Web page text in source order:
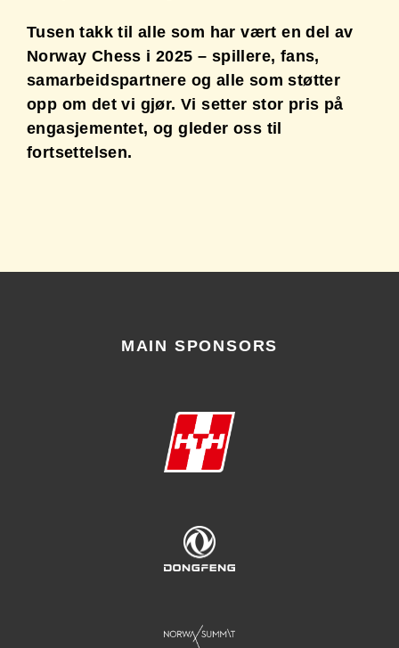
Tusen takk til alle som har vært en del av
Norway Chess i 2025 – spillere, fans,
samarbeidspartnere og alle som støtter
opp om det vi gjør. Vi setter stor pris på
engasjementet, og gleder oss til
fortsettelsen.
MAIN SPONSORS